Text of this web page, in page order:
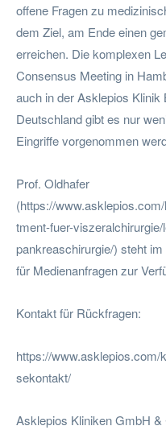
offene Fragen zu
dem Ziel, am Ende einen
erreichen. Die komplexen
Consensus Meeting in
auch in der Asklepios
Deutschland gibt es nur
Eingriffe vorgenommen
Prof. Oldhafer
(https://
tment-fuer-
pankreaschirurgie/) steht
für Medienanfragen zur
Kontakt für Rückfragen:
https://www.asklepios.com/
sekontakt/
Asklepios Kliniken GmbH &